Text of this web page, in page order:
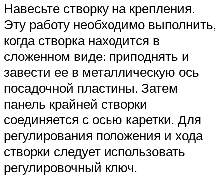
Навесьте створку на крепления.
Эту работу необходимо выполнить,
когда створка находится в
сложенном виде: приподнять и
завести ее в металлическую ось
посадочной пластины. Затем
панель крайней створки
соединяется с осью каретки. Для
регулирования положения и хода
створки следует использовать
регулировочный ключ.